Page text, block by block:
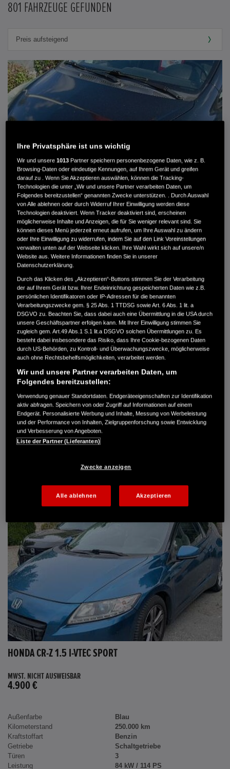
801 FAHRZEUGE GEFUNDEN
MWST. NICHT AUSWEISBAR
3.900 €
Außenfarbe
crystal black pearl
Kilometerstand
166.000 km
Kraftstoffart
Super
Getriebe
Automatik
Türen
5
Leistung
61 kW / 83 PS
Hubraum
1.339 cm³
Erstzulassung
10.2007
Bauart
Limousine
AUTO HARKE GMBH
Randersweide 59-63
21035 Hamburg
+49 40 735 935 0
DETAILS
HONDA CR-Z 1.5 I-VTEC SPORT
MWST. NICHT AUSWEISBAR
4.900 €
Außenfarbe
Blau
Kilometerstand
250.000 km
Kraftstoffart
Benzin
Getriebe
Schaltgetriebe
Türen
3
Leistung
84 kW / 114 PS
Ihre Privatsphäre ist uns wichtig
Wir und unsere1013 Partner speichern personenbezogene Daten, wie z. B.
Browsing-Daten oder eindeutige Kennungen, auf Ihrem Gerät und greifen
darauf zu . Wenn Sie Akzeptieren auswählen, können die Tracking-
Technologien die unter „Wir und unsere Partner verarbeiten Daten, um
Folgendes bereitzustellen“ genannten Zwecke unterstützen. . Durch Auswahl
von Alle ablehnen oder durch Widerruf Ihrer Einwilligung werden diese
Technologien deaktiviert. Wenn Tracker deaktiviert sind, erscheinen
möglicherweise Inhalte und Anzeigen, die für Sie weniger relevant sind. Sie
können dieses Menü jederzeit erneut aufrufen, um Ihre Auswahl zu ändern
oder Ihre Einwilligung zu widerrufen, indem Sie auf den Link Voreinstellungen
verwalten unten auf der Webseite klicken. Ihre Wahl wirkt sich auf unsere/n
Website aus. Weitere Informationen finden Sie in unserer
Datenschutzerklärung.
Durch das Klicken des „Akzeptieren“-Buttons stimmen Sie der Verarbeitung
der auf Ihrem Gerät bzw. Ihrer Endeinrichtung gespeicherten Daten wie z.B.
persönlichen Identifikatoren oder IP-Adressen für die benannten
Verarbeitungszwecke gem. § 25 Abs. 1 TTDSG sowie Art. 6 Abs. 1 lit. a
DSGVO zu. Beachten Sie, dass dabei auch eine Übermittlung in die USA durch
unsere Geschäftspartner erfolgen kann. Mit Ihrer Einwilligung stimmen Sie
zugleich gem. Art.49 Abs.1 S.1 lit.a DSGVO solchen Übermittlungen zu. Es
besteht dabei insbesondere das Risiko, dass Ihre Cookie-bezogenen Daten
durch US-Behörden, zu Kontroll- und Überwachungszwecke, möglicherweise
auch ohne Rechtsbehelfsmöglichkeiten, verarbeitet werden.
Wir und unsere Partner verarbeiten Daten, um
Folgendes bereitzustellen:
Verwendung genauer Standortdaten. Endgeräteeigenschaften zur Identifikation
aktiv abfragen. Speichern von oder Zugriff auf Informationen auf einem
Endgerät. Personalisierte Werbung und Inhalte, Messung von Werbeleistung
und der Performance von Inhalten, Zielgruppenforschung sowie Entwicklung
und Verbesserung von Angeboten.
Liste der Partner (Lieferanten)
Zwecke anzeigen
Alle ablehnen Akzeptieren